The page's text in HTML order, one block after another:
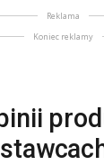
Reklama
Koniec reklamy